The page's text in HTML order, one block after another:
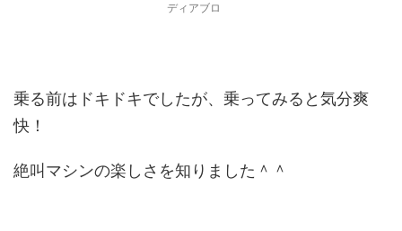
ディアブロ
乗る前はドキドキでしたが、乗ってみると気分爽
快！
絶叫マシンの楽しさを知りました＾＾